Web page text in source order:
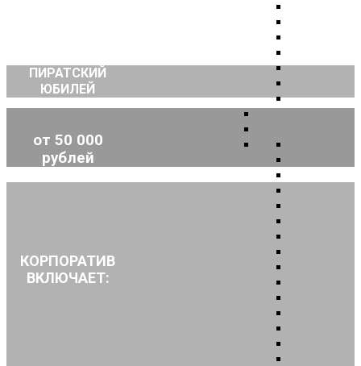
ПИРАТСКИЙ
ЮБИЛЕЙ
от 50 000
рублей
КОРПОРАТИВ
ВКЛЮЧАЕТ: